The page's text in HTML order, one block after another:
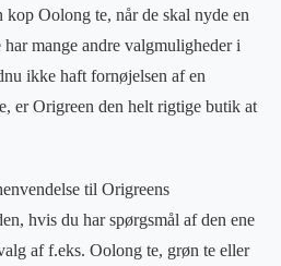
kop Oolong te, når de skal nyde en
mange andre valgmuligheder i
ikke haft fornøjelsen af en
er Origreen den helt rigtige butik at
til Origreens
hvis du har spørgsmål af den ene
af f.eks. Oolong te, grøn te eller